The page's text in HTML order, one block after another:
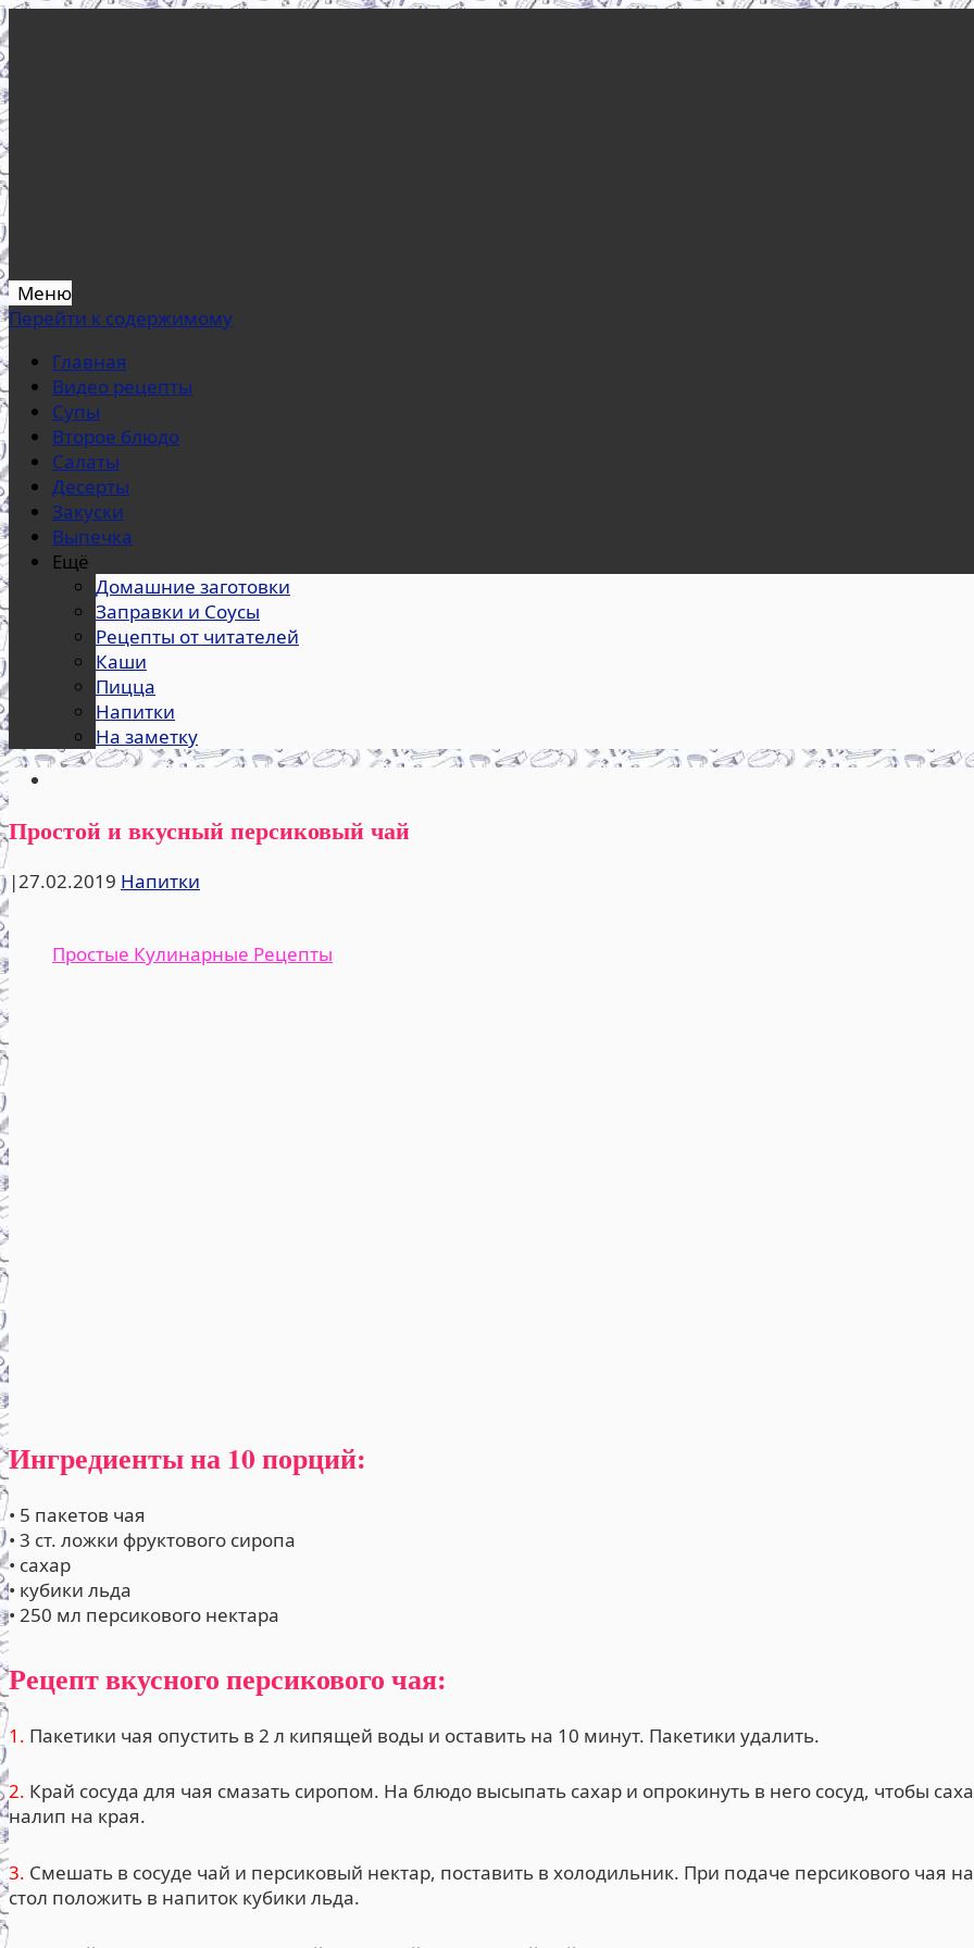
Простые Кулинарные Рецепты
Меню
Перейти к содержимому
Главная
Видео рецепты
Супы
Второе блюдо
Салаты
Десерты
Закуски
Выпечка
Ещё
Домашние заготовки
Заправки и Соусы
Рецепты от читателей
Каши
Пицца
Напитки
На заметку
Простой и вкусный персиковый чай
|27.02.2019 Напитки
Ингредиенты на 10 порций:
• 5 пакетов чая
• 3 ст. ложки фруктового сиропа
• сахар
• кубики льда
• 250 мл персикового нектара
Рецепт вкусного персикового чая:
1. Пакетики чая опустить в 2 л кипящей воды и оставить на 10 минут. Пакетики удалить.
2. Край сосуда для чая смазать сиропом. На блюдо высыпать сахар и опрокинуть в него сосуд, чтобы
налип на края.
3. Смешать в сосуде чай и персиковый нектар, поставить в холодильник. При подаче персикового чая на
стол положить в напиток кубики льда.